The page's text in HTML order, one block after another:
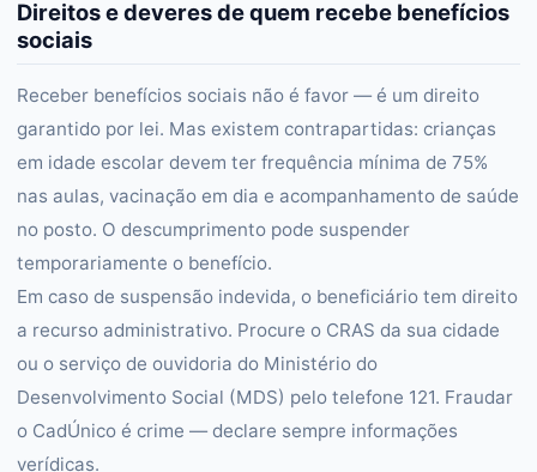
Direitos e deveres de quem recebe benefícios
sociais
Receber benefícios sociais não é favor — é um direito
garantido por lei. Mas existem contrapartidas: crianças
em idade escolar devem ter frequência mínima de 75%
nas aulas, vacinação em dia e acompanhamento de saúde
no posto. O descumprimento pode suspender
temporariamente o benefício.
Em caso de suspensão indevida, o beneficiário tem direito
a recurso administrativo. Procure o CRAS da sua cidade
ou o serviço de ouvidoria do Ministério do
Desenvolvimento Social (MDS) pelo telefone 121. Fraudar
o CadÚnico é crime — declare sempre informações
verídicas.